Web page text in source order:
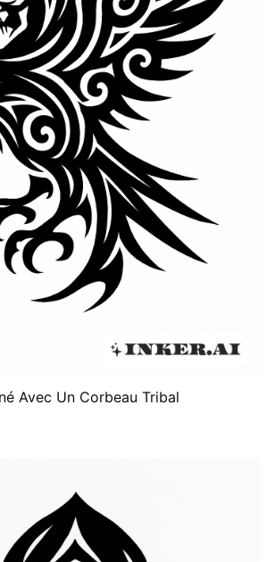
Avec Un Corbeau Tribal